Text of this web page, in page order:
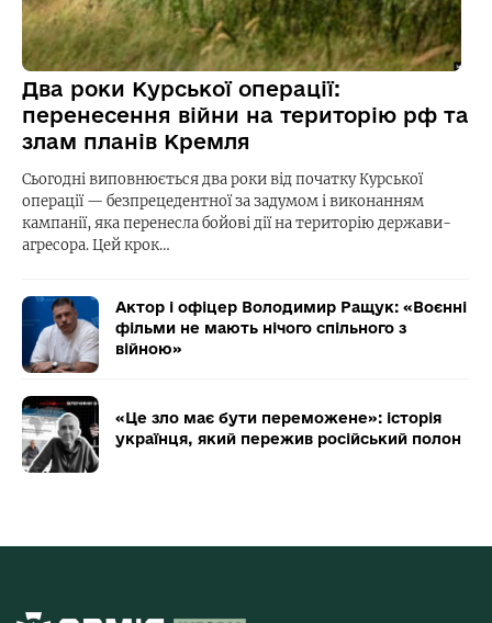
Два роки Курської операції:
перенесення війни на територію рф та
злам планів Кремля
Сьогодні виповнюється два роки від початку Курської
операції — безпрецедентної за задумом і виконанням
кампанії, яка перенесла бойові дії на територію держави-
агресора. Цей крок…
Актор і офіцер Володимир Ращук: «Воєнні
фільми не мають нічого спільного з
війною»
«Це зло має бути переможене»: історія
українця, який пережив російський полон